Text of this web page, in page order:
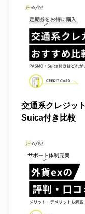
交通系クレジッ
Suica付き比較